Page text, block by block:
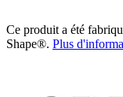
Ce produit a été
Shape®. Plus